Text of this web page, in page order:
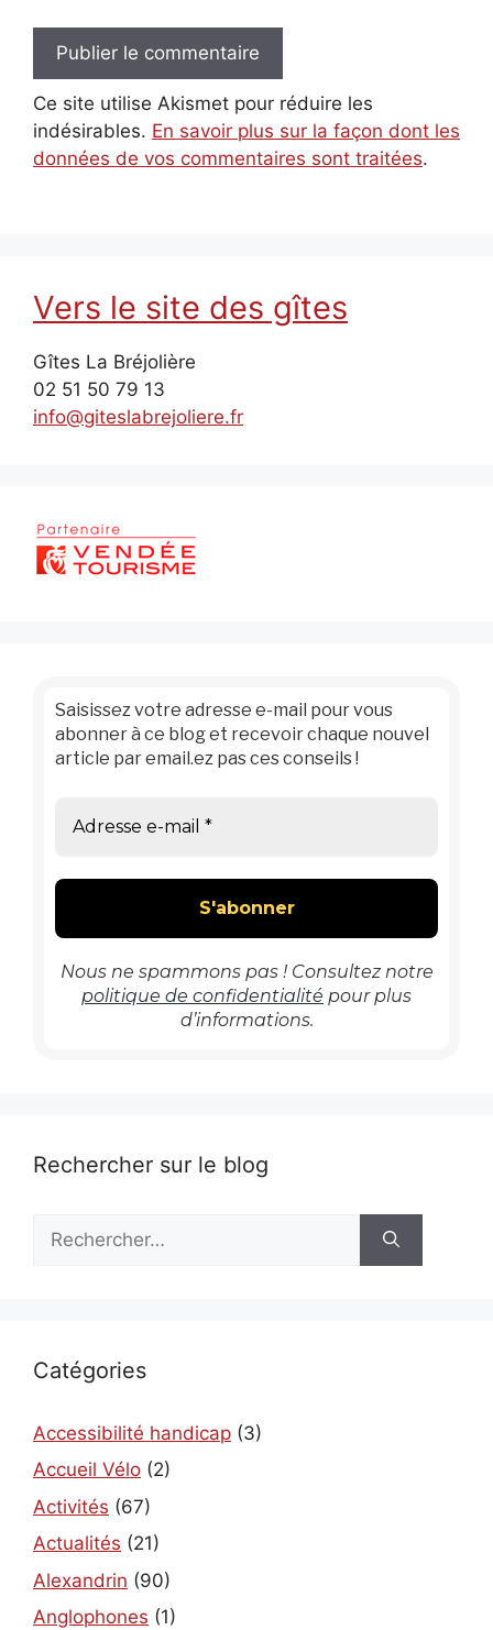
Ce site utilise Akismet pour réduire les
indésirables. En savoir plus sur la façon dont les
données de vos commentaires sont traitées.
Vers le site des gîtes
Gîtes La Bréjolière
02 51 50 79 13
info@giteslabrejoliere.fr
Saisissez votre adresse e-mail pour vous
abonner à ce blog et recevoir chaque nouvel
article par email.ez pas ces conseils !
Nous ne spammons pas ! Consultez notre
politique de confidentialité pour plus
d’informations.
Rechercher sur le blog
Catégories
Accessibilité handicap (3)
Accueil Vélo (2)
Activités (67)
Actualités (21)
Alexandrin (90)
Anglophones (1)